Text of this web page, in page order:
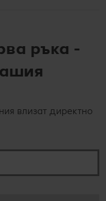
ръка -
влизат директно